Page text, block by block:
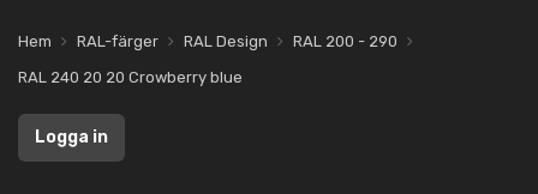
Hem RAL-färger RAL Design
RAL 200 - 290
RAL 240 20 20 Crowberry blue
Logga in